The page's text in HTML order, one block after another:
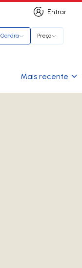
Entrar
Entrar
Gandra Preço
Mais recente